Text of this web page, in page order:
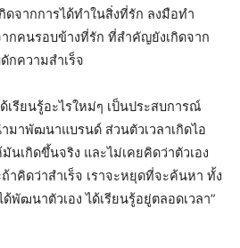
จากการได้ทำในสิ่งที่รัก ลงมือทำ
ากคนรอบข้างที่รัก ที่สำคัญยังเกิดจาก
กความสำเร็จ
เรียนรู้อะไรใหม่ๆ เป็นประสบการณ์
มาพัฒนาแบรนด์ ส่วนตัวเวลาเกิดไอ
นเกิดขึ้นจริง และไม่เคยคิดว่าตัวเอง
าคิดว่าสำเร็จ เราจะหยุดที่จะค้นหา ทั้ง
พัฒนาตัวเอง ได้เรียนรู้อยู่ตลอดเวลา”